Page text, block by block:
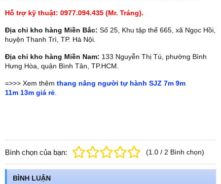
Hỗ trợ kỹ thuật: 0977.094.435 (Mr. Tráng).
Địa chỉ kho hàng Miền Bắc: Số 25, Khu tập thể 665, xã Ngọc Hồi,
huyện Thanh Trì, TP. Hà Nội.
Địa chỉ kho hàng Miền Nam: 133 Nguyễn Thị Tú, phường Bình
Hưng Hòa, quận Bình Tân, TP.HCM.
=>>> Xem thêm thang nâng người tự hành SJZ 7m 9m
11m 13m giá rẻ
Bình chọn của bạn: (1.0 / 2 Bình chọn)
BÌNH LUẬN